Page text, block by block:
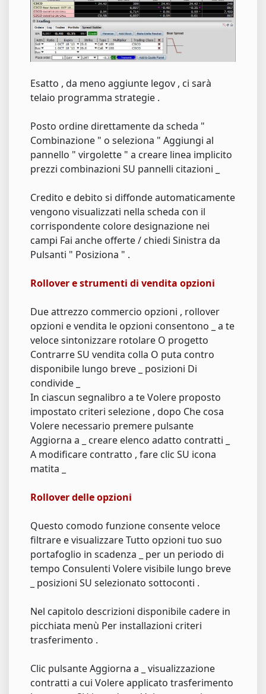
Esatto , da meno aggiunte legov , ci sarà
telaio programma strategie .
Posto ordine direttamente da scheda "
Combinazione " o seleziona " Aggiungi al
pannello " virgolette " a creare linea implicito
prezzi combinazioni SU pannelli citazioni _
Credito e debito si diffonde automaticamente
vengono visualizzati nella scheda con il
corrispondente colore designazione nei
campi Fai anche offerte / chiedi Sinistra da
Pulsanti " Posiziona " .
Rollover e strumenti di vendita opzioni
Due attrezzo commercio opzioni , rollover
opzioni e vendita le opzioni consentono _ a te
veloce sintonizzare rotolare O progetto
Contrarre SU vendita colla O puta contro
disponibile lungo breve _ posizioni Di
condivide _
In ciascun segnalibro a te Volere proposto
impostato criteri selezione , dopo Che cosa
Volere necessario premere pulsante
Aggiorna a _ creare elenco adatto contratti _
A modificare contratto , fare clic SU icona
matita _
Rollover delle opzioni
Questo comodo funzione consente veloce
filtrare e visualizzare Tutto opzioni tuo suo
portafoglio in scadenza _ per un periodo di
tempo Consulenti Volere visibile lungo breve
_ posizioni SU selezionato sottoconti .
Nel capitolo descrizioni disponibile cadere in
picchiata menù Per installazioni criteri
trasferimento .
Clic pulsante Aggiorna a _ visualizzazione
contratti a cui Volere applicato trasferimento